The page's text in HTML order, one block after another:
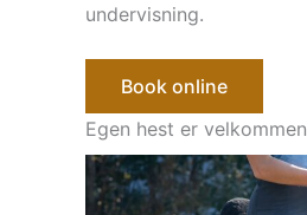
undervisning.
Book online
Egen hest er velkommen